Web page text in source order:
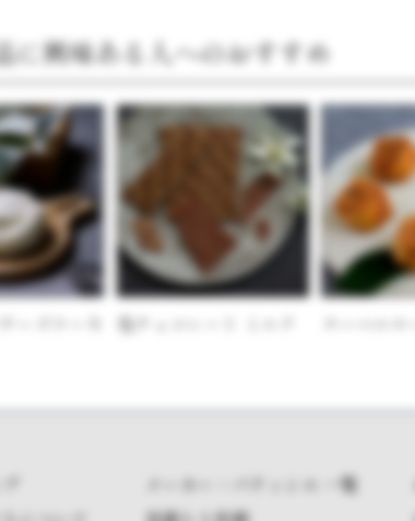
に興味ある人へのおすすめ
塩チョコレート ミルク
メーカー・パティシエ 一覧